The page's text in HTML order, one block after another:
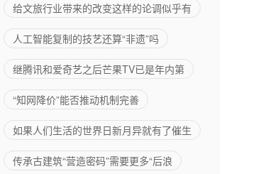
首个能进
入机场的
专业管理
能力
何以长青
新格局
给文旅行业带来的改变这样的论调似乎有
人工智能复制的技艺还算“非遗”吗
继腾讯和爱奇艺之后芒果TV已是年内第
“知网降价”能否推动机制完善
如果人们生活的世界日新月异就有了催生
传承古建筑“营造密码”需要更多“后浪